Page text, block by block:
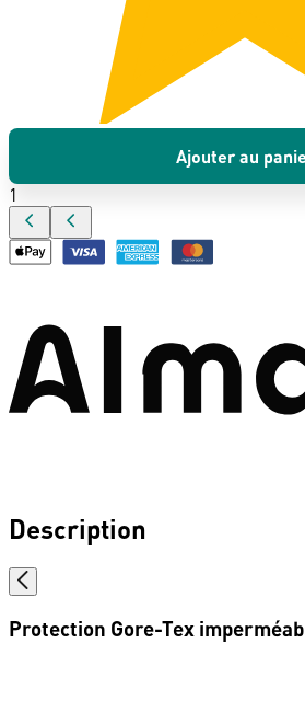
Ajouter au
1
Description
Protection Gore-Tex